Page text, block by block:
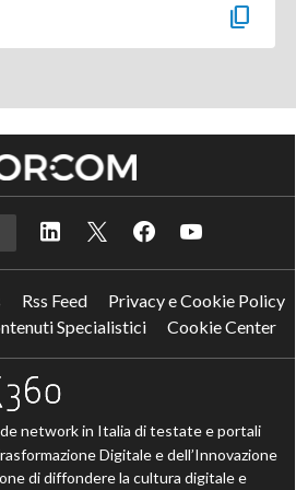
content_copy
Rss Feed
Privacy e Cookie Policy
Specialistici
Cookie Center
network in Italia di testate e portali
Digitale e dell’Innovazione
di diffondere la cultura digitale e